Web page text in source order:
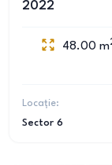
2022
48.00 m
Locație:
Sector 6